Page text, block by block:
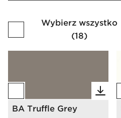
Wybierz wszystko
(18)
BA Truffle Grey